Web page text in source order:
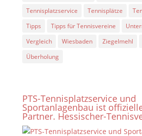
Tennisplatzservice
Tennisplätze
Tipps
Tipps für Tennisvereine
Vergleich
Wiesbaden Ziegelmehl
Überholung
PTS-Tennisplatzservice und
Sportanlagenbau ist
Partner. Hessischer-